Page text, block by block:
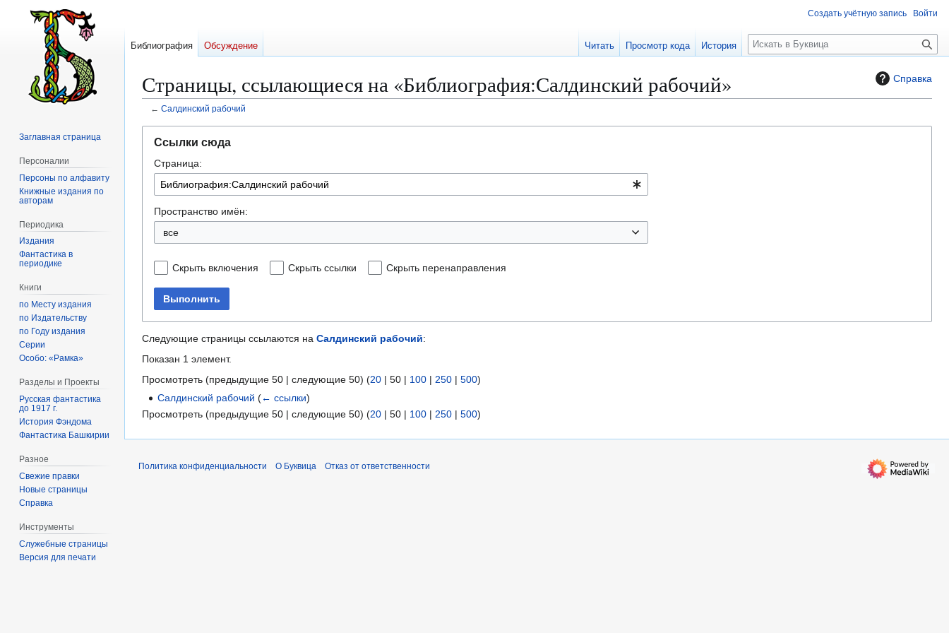
Справка
Страницы, ссылающиеся на «Библиография:Салдинский рабочий»
← Салдинский рабочий
навигации
поиску
Ссылки сюда
Страница:
Пространство имён:
все
Скрыть включения Скрыть ссылки Скрыть перенаправления
Выполнить
Следующие страницы ссылаются на Салдинский рабочий:
Показан 1 элемент.
Просмотреть (предыдущие 50 | следующие 50) (20 | 50 | 100 | 250 | 500)
Салдинский рабочий (← ссылки)
Просмотреть (предыдущие 50 | следующие 50) (20 | 50 | 100 | 250 | 500)
Создать учётную запись Войти
Библиография Обсуждение Читать Просмотр кода История
П
о
к
Заглавная страница
Персоналии
Персоны по алфавиту
Книжные издания по
авторам
Периодика
Издания
Фантастика в
периодике
Книги
по Месту издания
по Издательству
по Году издания
Серии
Особо: «Рамка»
Разделы и Проекты
Русская фантастика
до 1917 г.
История Фэндома
Фантастика Башкирии
Разное
Свежие правки
Новые страницы
Справка
Инструменты
Служебные страницы
Версия для печати
Политика конфиденциальности О Буквица Отказ от ответственности